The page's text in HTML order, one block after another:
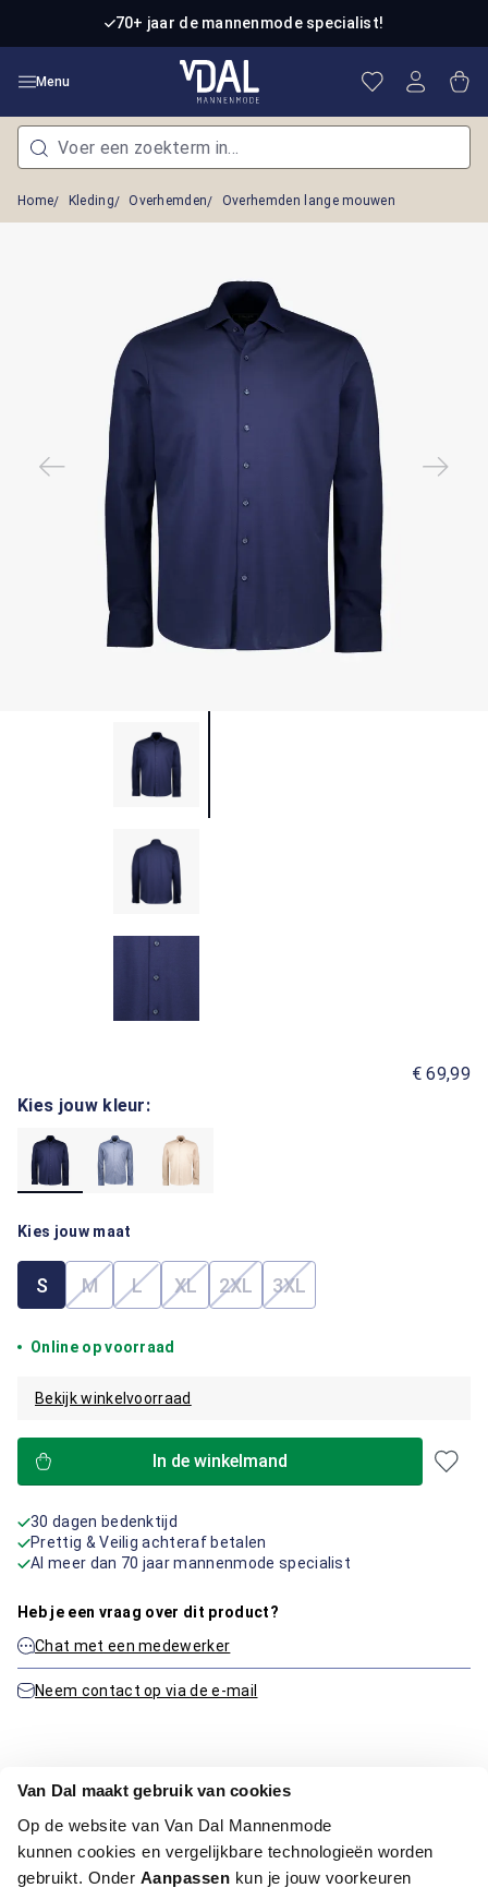
Van Dal maakt gebruik van cookies
Op de website van Van Dal Mannenmode
kunnen cookies en vergelijkbare technologieën worden
gebruikt. Onder Aanpassen kun je jouw voorkeuren
Ga naar de hoofdinhoud70+ jaar de mannenmode specialist!
Menu Je hebt 0
Home Kleding Overhemden Overhemden lange mouwen
€ 69,99
Kies jouw kleur:
Kies jouw maat
S M(Deze optie is momenteel niet beschikbaar.)
L(Deze optie is momenteel niet beschikbaar.)
XL(Deze optie is momenteel niet
2XL(Deze optie is momenteel niet
3XL(Deze optie is
Online op voorraad
Bekijk winkelvoorraad
In de winkelmand
30 dagen bedenktijd
Prettig & Veilig achteraf betalen
Al meer dan 70 jaar mannenmode specialist
Heb je een vraag over dit product?
Chat met een medewerker
Neem contact op via de e-mail
Artikelnummer
1015896-20-S
Kleur:
Blauw/Navy